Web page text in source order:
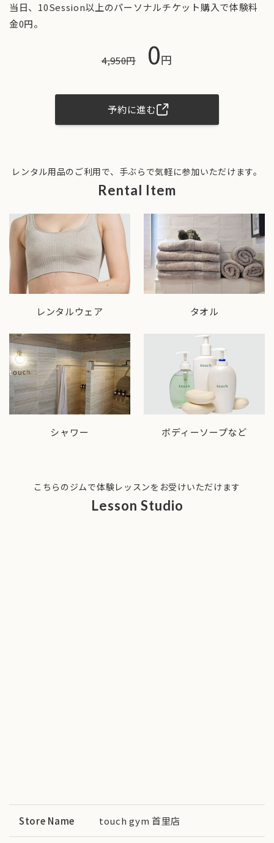
当日、10Session以上のパーソナルチケット購入で体験料
金0円。
4,950円 0円
予約に進む
レンタル用品のご利用で、手ぶらで気軽に参加いただけます。
Rental Item
レンタルウェア タオル
シャワー ボディーソープなど
こちらのジムで体験レッスンをお受けいただけます
Lesson Studio
Store Name touch gym 首里店